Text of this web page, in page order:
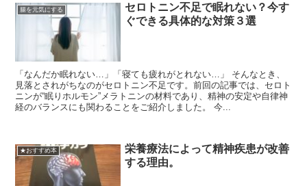
腸を元気にする
セロトニン不足で眠れない？今す
ぐできる具体的な対策３選
「なんだか眠れない…」「寝ても疲れがとれない…」 そんなとき、
見落とされがちなのがセロトニン不足です。前回の記事では、セロト
ニンが“眠りホルモン”メラトニンの材料であり、精神の安定や自律神
経のバランスにも関わることをご紹介しました。 今...
★おすすめ本
栄養療法によって精神疾患が改善
する理由。